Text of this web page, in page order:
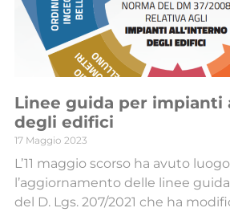
Linee guida per impianti
degli edifici
17 Maggio 2023
L’11 maggio scorso ha avuto
l’aggiornamento delle linee
del D. Lgs. 207/2021 che ha